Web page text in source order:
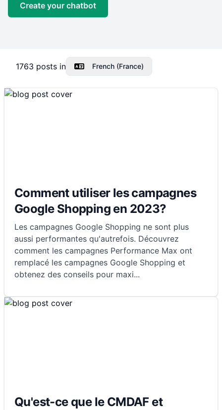
Create your chatbot
1763 posts in French (France)
Comment utiliser les campagnes
Google Shopping en 2023?
Les campagnes Google Shopping ne sont plus
aussi performantes qu'autrefois. Découvrez
comment les campagnes Performance Max ont
remplacé les campagnes Google Shopping et
obtenez des conseils pour maxi...
Qu'est-ce que le CMDAF et